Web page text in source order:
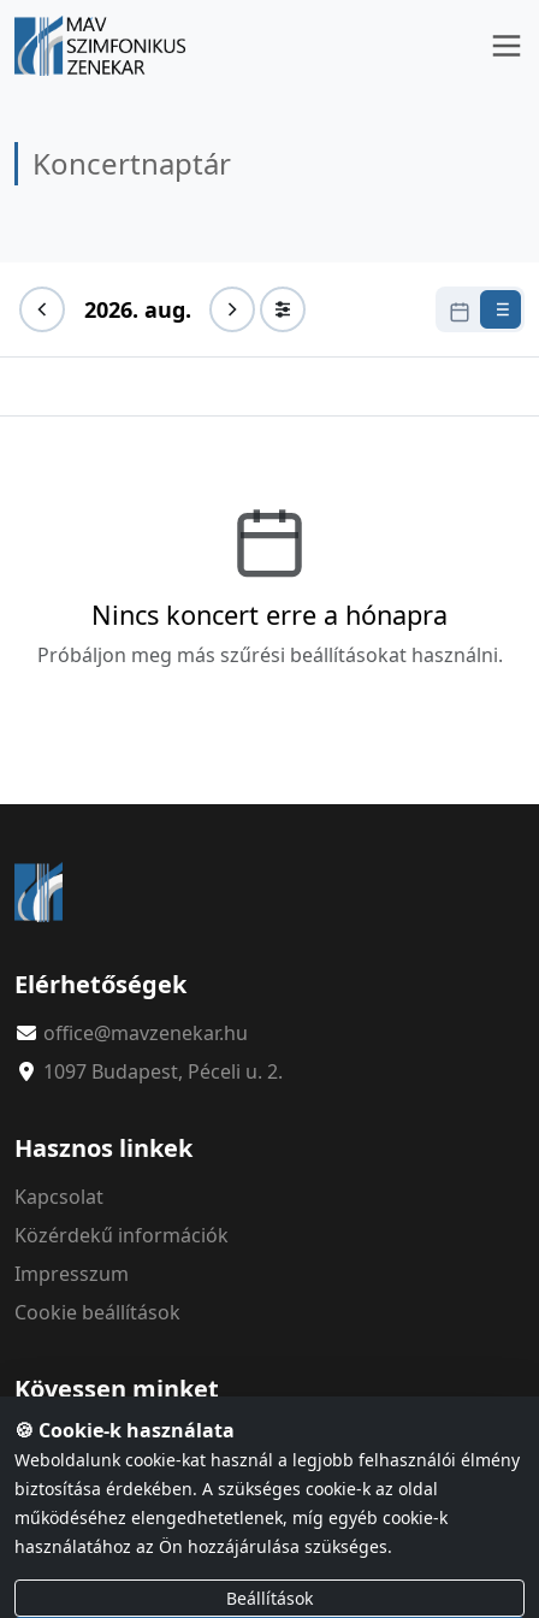
Koncertnaptár
2026. aug.
Nincs koncert erre a hónapra
Próbáljon meg más szűrési beállításokat használni.
Elérhetőségek
office@mavzenekar.hu
1097 Budapest, Péceli u. 2.
Hasznos linkek
Kapcsolat
Közérdekű információk
Impresszum
Cookie beállítások
Kövessen minket
© 2026 MÁV Szimfonikus Zenekar. Minden jog fenntartva.
Adatvédelem ÁSZF & házirend Cookie szabályzat
🍪 Cookie-k használata
Weboldalunk cookie-kat használ a legjobb felhasználói élmény
biztosítása érdekében. A szükséges cookie-k az oldal
működéséhez elengedhetetlenek, míg egyéb cookie-k
használatához az Ön hozzájárulása szükséges.
Beállítások